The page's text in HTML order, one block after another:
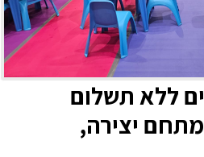
ללא תשלום
בחודש אוגוסט: מתחם יצירה,